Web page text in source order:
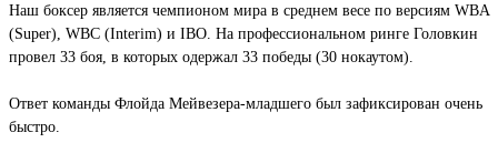
Наш боксер является чемпионом мира в среднем весе по версиям WBA
(Super), WBC (Interim) и IBO. На профессиональном ринге Головкин
провел 33 боя, в которых одержал 33 победы (30 нокаутом).
Ответ команды Флойда Мейвезера-младшего был зафиксирован очень
быстро.